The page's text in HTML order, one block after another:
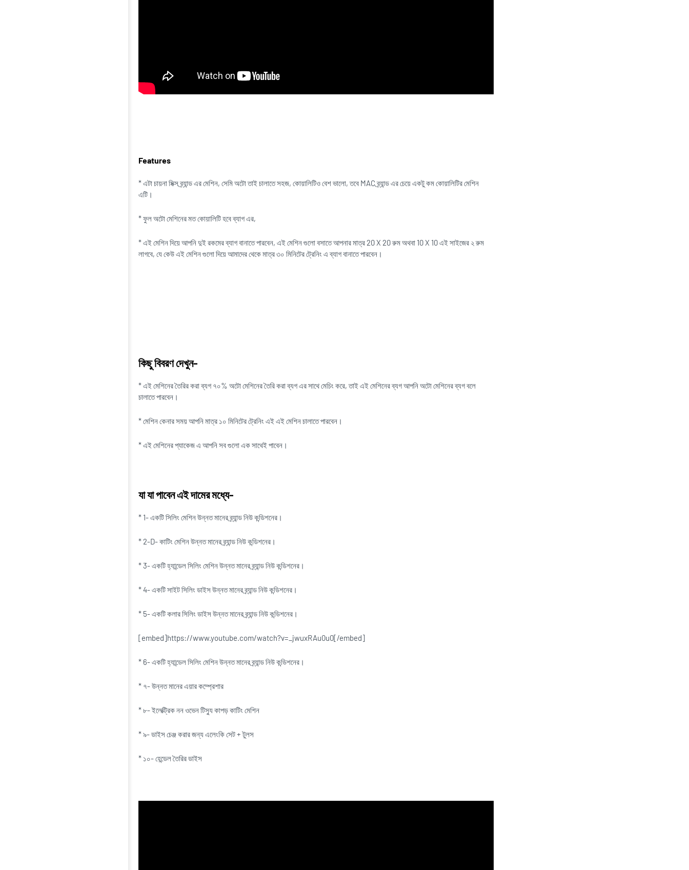
Features
* এটা চায়না মিক্স ব্র্যান্ড এর মেশিন, সেমি অটো তাই চালাতে সহজ, কোয়ালিটিও বেশ ভালো, তবে MAC ব্র্যান্ড এর চেয়ে একটু কম কোয়ালিটির মেশিন
এটি।
* ফুল অটো মেশিনের মত কোয়ালিটি হবে ব্যাগ এর,
* এই মেশিন দিয়ে আপনি দুই রকমের ব্যাগ বানাতে পারবেন, এই মেশিন গুলো বসাতে আপনার মাত্র 20 X 20 রুম অথবা 10 X 10 এই সাইজের ২ রুম
লাগবে, যে কেউ এই মেশিন গুলো দিয়ে আমাদের থেকে মাত্র ৩০ মিনিটের ট্রেনিং এ ব্যাগ বানাতে পারবেন।
কিছু বিবরণ দেখুন-
* এই মেশিনের তৈরির করা ব্যগ ৭০% অটো মেশিনের তৈরি করা ব্যগ এর সাথে মেচিং করে, তাই এই মেশিনের ব্যগ আপনি অটো মেশিনের ব্যগ বলে
চালাতে পারবেন।
* মেশিন কেনার সময় আপনি মাত্র ১০ মিনিটের ট্রেনিং এই এই মেশিন চালাতে পারবেন।
* এই মেশিনের প্যাকেজ এ আপনি সব গুলো এক সাথেই পাবেন।
যা যা পাবেন এই দামের মধ্যে-
* 1- একটি সিলিং মেশিন উন্নত মানের ব্র্যান্ড নিউ কন্ডিশনের।
* 2-D- কাটিং মেশিন উন্নত মানের ব্র্যান্ড নিউ কন্ডিশনের।
* 3- একটি হ্যান্ডেল সিলিং মেশিন উন্নত মানের ব্র্যান্ড নিউ কন্ডিশনের।
* 4- একটি সাইট সিলিং ডাইস উন্নত মানের ব্র্যান্ড নিউ কন্ডিশনের।
* 5- একটি কলার সিলিং ডাইস উন্নত মানের ব্র্যান্ড নিউ কন্ডিশনের।
[embed]https://www.youtube.com/watch?v=_jwuxRAu0u0[/embed]
* 6- একটি হ্যান্ডেল সিলিং মেশিন উন্নত মানের ব্র্যান্ড নিউ কন্ডিশনের।
* ৭- উন্নত মানের এয়ার কম্প্রেশার
* ৮- ইলেক্ট্রিক নন ওভেন টিস্যু কাপড় কাটিং মেশিন
* ৯- ডাইস চেঞ্জ করার জন্য এলেংকি সেট + টুলস
* ১০- হেন্ডেল তৈরির ডাইস